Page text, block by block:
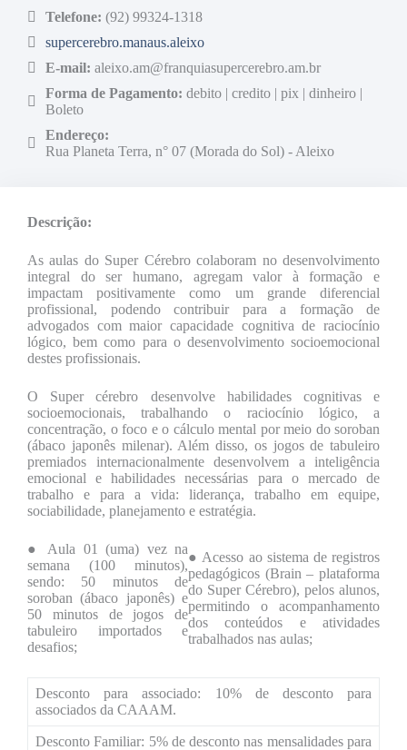
Telefone: (92) 99324-1318
supercerebro.manaus.aleixo
E-mail: aleixo.am@franquiasupercerebro.am.br
Forma de Pagamento: debito | credito | pix | dinheiro |
Boleto
Endereço:
Rua Planeta Terra, n° 07 (Morada do Sol) - Aleixo
Descrição:
As aulas do Super Cérebro colaboram no desenvolvimento
integral do ser humano, agregam valor à formação e
impactam positivamente como um grande diferencial
profissional, podendo contribuir para a formação de
advogados com maior capacidade cognitiva de raciocínio
lógico, bem como para o desenvolvimento socioemocional
destes profissionais.
O Super cérebro desenvolve habilidades cognitivas e
socioemocionais, trabalhando o raciocínio lógico, a
concentração, o foco e o cálculo mental por meio do soroban
(ábaco japonês milenar). Além disso, os jogos de tabuleiro
premiados internacionalmente desenvolvem a inteligência
emocional e habilidades necessárias para o mercado de
trabalho e para a vida: liderança, trabalho em equipe,
sociabilidade, planejamento e estratégia.
● Aula 01 (uma) vez na
semana (100 minutos),
sendo: 50 minutos de
soroban (ábaco japonês) e
50 minutos de jogos de
tabuleiro importados e
desafios;
● Acesso ao sistema de registros
pedagógicos (Brain – plataforma
do Super Cérebro), pelos alunos,
permitindo o acompanhamento
dos conteúdos e atividades
trabalhados nas aulas;
Desconto para associado: 10% de desconto para
associados da CAAAM.
Desconto Familiar: 5% de desconto nas mensalidades para